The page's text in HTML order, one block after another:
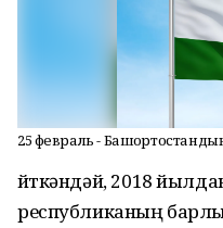
25 февраль -
Әйткәндәй, 2018
республиканың